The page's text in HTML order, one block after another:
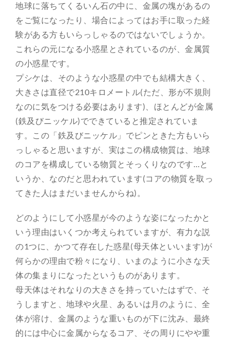
地球に落ちてくるいん石の中に、金属の塊があるの
をご覧になったり、場合によってはお手に取った経
験がある方もいらっしゃるのではないでしょうか。
これらの元になる小惑星とされているのが、金属質
の小惑星です。
プシケは、そのような小惑星の中でも結構大きく、
大きさは直径で210キロメートル(ただ、形が不規則
なのに気をつける必要はあります)、ほとんどが金属
(鉄及びニッケル)でできていると推定されていま
す。この「鉄及びニッケル」でピンときた方もいら
っしゃると思いますが、実はこの構成物質は、地球
のコアを構成している物質とそっくりなのです…と
いうか、なのだと思われています(コアの物質を取っ
てきた人はまだいませんからね)。
どのようにして小惑星が今のような姿になったかと
いう理由はいくつか考えられていますが、有力な説
の1つに、かつて存在した惑星(母天体といいます)が
何らかの理由で粉々になり、いまのように小さな天
体の集まりになったというものがあります。
母天体はそれなりの大きさを持っていたはずで、そ
うしますと、地球や火星、あるいは月のように、全
体が溶け、金属のような重いものが下に沈み、最終
的には中心に金属からなるコア、その周りにやや重